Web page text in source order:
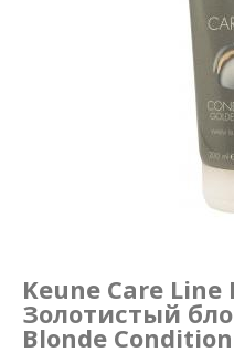
Keune Care
Золотистый
Blonde